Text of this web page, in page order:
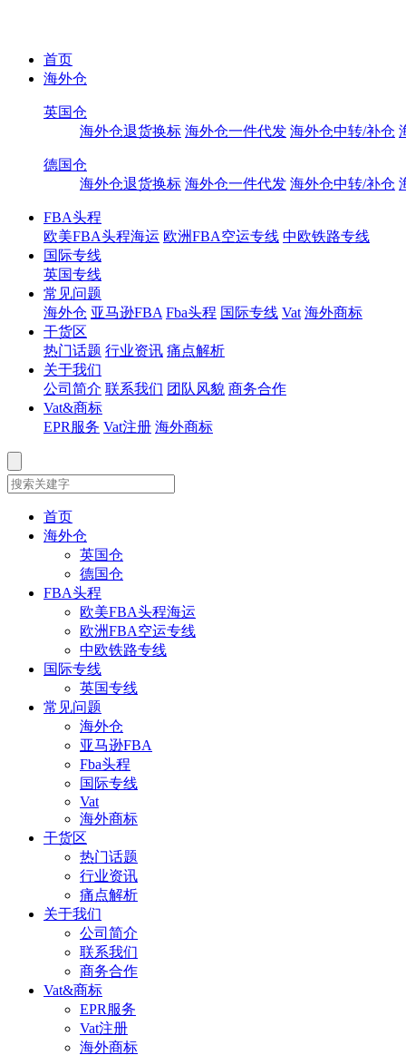
首页
海外仓
英国仓
海外仓退货换标 海外仓一件代发 海外仓中转/补仓
德国仓
海外仓退货换标 海外仓一件代发 海外仓中转/补仓
FBA头程
欧美FBA头程海运 欧洲FBA空运专线 中欧铁路专线
国际专线
英国专线
常见问题
海外仓 亚马逊FBA Fba头程 国际专线 Vat 海外商标
干货区
热门话题 行业资讯 痛点解析
关于我们
公司简介 联系我们 团队风貌 商务合作
Vat&商标
EPR服务 Vat注册 海外商标
首页
海外仓
英国仓
德国仓
FBA头程
欧美FBA头程海运
欧洲FBA空运专线
中欧铁路专线
国际专线
英国专线
常见问题
海外仓
亚马逊FBA
Fba头程
国际专线
Vat
海外商标
干货区
热门话题
行业资讯
痛点解析
关于我们
公司简介
联系我们
商务合作
Vat&商标
EPR服务
Vat注册
海外商标